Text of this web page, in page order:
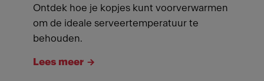
Ontdek hoe je kopjes kunt voorverwarmen
om de ideale serveertemperatuur te
behouden.
Lees meer